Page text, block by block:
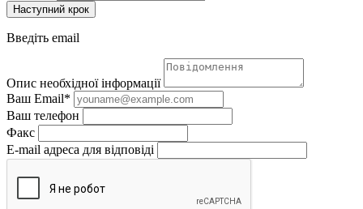
Наступний крок
Введіть email
Опис необхідної інформації
Ваш Email*
Ваш телефон
Факс
E-mail адреса для відповіді